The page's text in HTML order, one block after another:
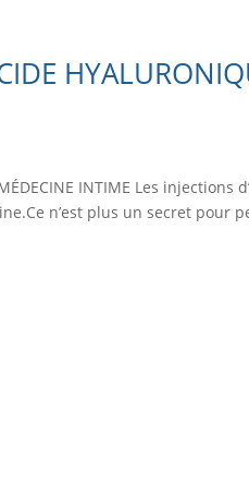
MÉDECINE INTIME Les
n’est plus un secret pour